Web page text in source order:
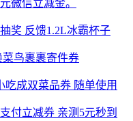
微信立减金。
奖 反馈1.2L冰霸杯子
鸟裹裹寄件券
吃成双菜品券 随单使用
付立减券 亲测5元秒到